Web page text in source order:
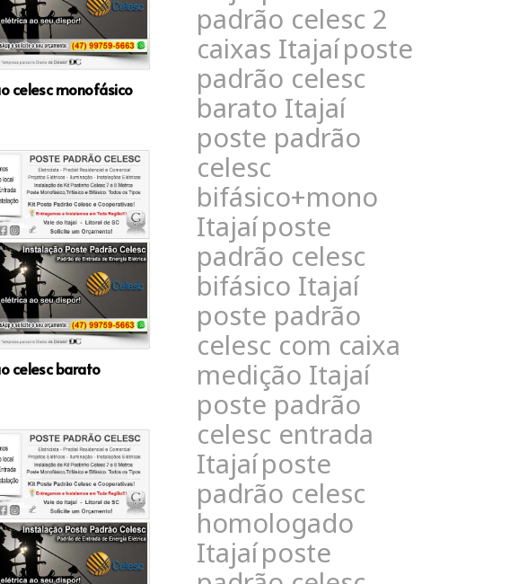
celesc monofásico
celesc barato
padrão celesc 2
caixas Itajaíposte
padrão celesc
barato Itajaí
poste padrão
celesc
bifásico+mono
Itajaíposte
padrão celesc
bifásico Itajaí
poste padrão
celesc com caixa
medição Itajaí
poste padrão
celesc entrada
Itajaíposte
padrão celesc
homologado
Itajaíposte